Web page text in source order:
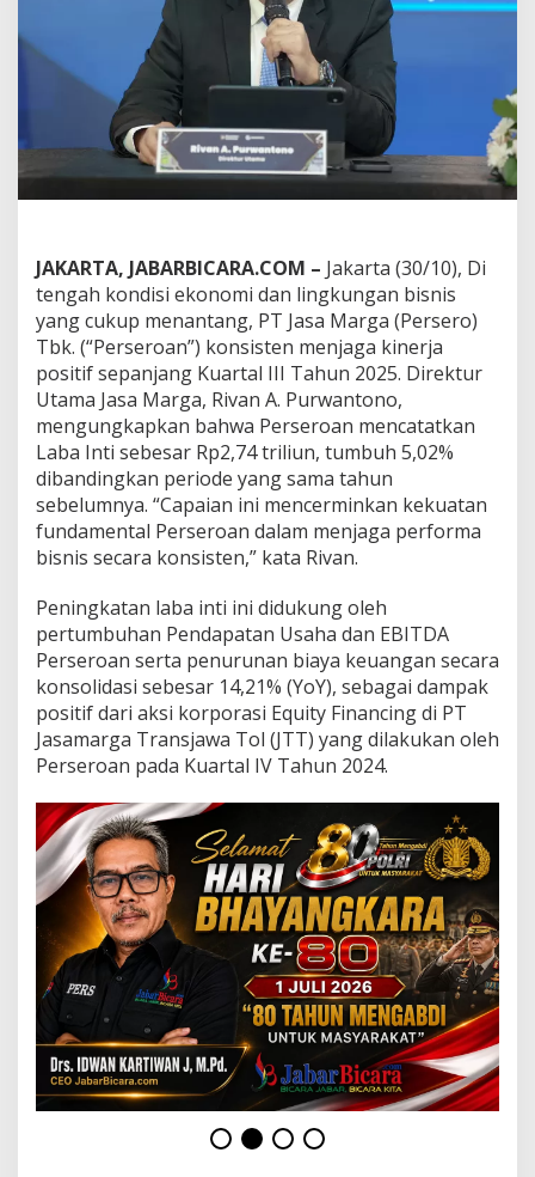
,
2
%
,
J
a
a
r
g
a
a
g
a
K
i
e
r
a
P
s
i
t
i
f
K
u
r
t
a
l
I
I
5
JAKARTA, JABARBICARA.COM – Jakarta (30/10), Di
tengah kondisi ekonomi dan lingkungan bisnis
yang cukup menantang, PT Jasa Marga (Persero)
Tbk. (“Perseroan”) konsisten menjaga kinerja
positif sepanjang Kuartal III Tahun 2025. Direktur
Utama Jasa Marga, Rivan A. Purwantono,
mengungkapkan bahwa Perseroan mencatatkan
Laba Inti sebesar Rp2,74 triliun, tumbuh 5,02%
dibandingkan periode yang sama tahun
sebelumnya. “Capaian ini mencerminkan kekuatan
fundamental Perseroan dalam menjaga performa
bisnis secara konsisten,” kata Rivan.
Peningkatan laba inti ini didukung oleh
pertumbuhan Pendapatan Usaha dan EBITDA
Perseroan serta penurunan biaya keuangan secara
konsolidasi sebesar 14,21% (YoY), sebagai dampak
positif dari aksi korporasi Equity Financing di PT
Jasamarga Transjawa Tol (JTT) yang dilakukan oleh
Perseroan pada Kuartal IV Tahun 2024.